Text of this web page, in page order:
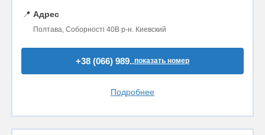
📍 Адрес
Полтава, Соборності 40В р-н. Киевский
+38 (066) 989..показать номер
Подробнее